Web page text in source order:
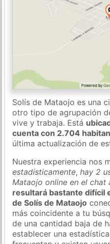
Solís de Mataojo es una
otro tipo de agrupación
vive y trabaja. Está
cuenta con 2.704
última actualización de
Nuestra experiencia nos
estadísticamente,hay 2
Mataojo online en el chat
resultará bastante difícil
de Solís de Mataojo
más coincidente a tu
de una cantidad baja de
establecer una